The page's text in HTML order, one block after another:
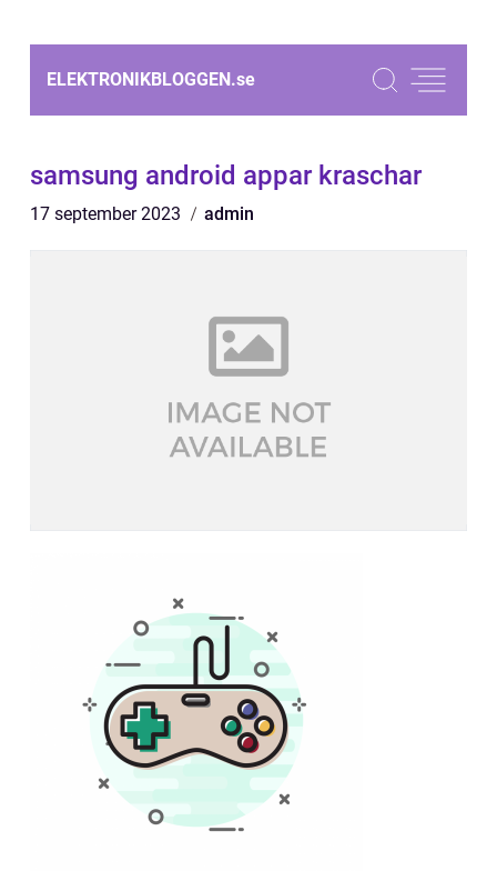
ELEKTRONIKBLOGGEN.se
samsung android appar kraschar
17 september 2023 admin